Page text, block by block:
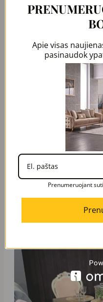
MILAN sofa
999,00€
Original
1250,00 €.
Current
290,00 €.
Apie visas
pasinaudok
Prenumeruojant